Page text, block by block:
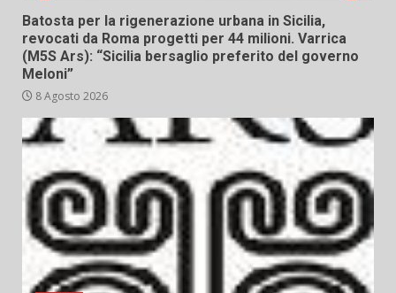
Batosta per la rigenerazione urbana in Sicilia,
revocati da Roma progetti per 44 milioni. Varrica
(M5S Ars): “Sicilia bersaglio preferito del governo
Meloni”
8 Agosto 2026